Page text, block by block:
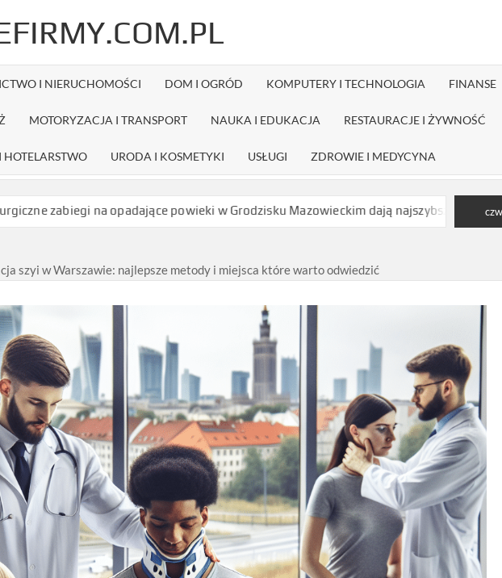
I NIERUCHOMOŚCI DOM I OGRÓD KOMPUTERY I TECHNOLOGIA FINANSE
MOTORYZACJA I TRANSPORT NAUKA I EDUKACJA RESTAURACJE I ŻYWNOŚĆ
HOTELARSTWO URODA I KOSMETYKI USŁUGI ZDROWIE I MEDYCYNA
opadające powieki w Grodzisku Mazowieckim dają najszybszy efekt bez długiej
szyi w Warszawie: najlepsze metody i miejsca które warto odwiedzić